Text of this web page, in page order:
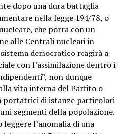
dopo una dura battaglia
nella legge 194/78, o
che porrà con un
alle Centrali nucleari in
democratico reagirà a
con l’assimilazione dentro i
non dunque
vita interna del Partito o
portatrici di istanze particolari
segmenti della popolazione.
l’anomalia di una